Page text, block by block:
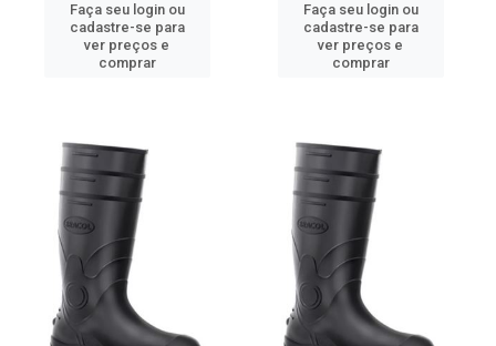
Faça seu login ou
cadastre-se para
ver preços e
comprar
Faça seu login ou
cadastre-se para
ver preços e
comprar